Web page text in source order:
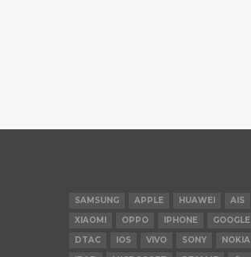
SAMSUNG APPLE HUAWEI AIS
XIAOMI
OPPO IPHONE GOOGLE
DTAC
IOS VIVO SONY NOKIA